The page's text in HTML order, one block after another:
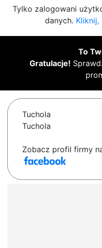
Tylko zalogowani
danych.
To
Gratulacje!
Tuchola
Tuchola
Zobacz profil firmy